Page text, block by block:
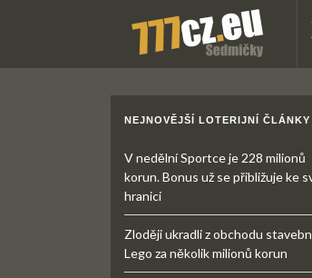
NEJNOVĚJŠÍ LOTERIJNÍ ČLÁNKY
V nedělní Sportce je 228 milionů
korun. Bonus už se přibližuje ke
hranici
Zloději ukradli z obchodu
Lego za několik milionů korun